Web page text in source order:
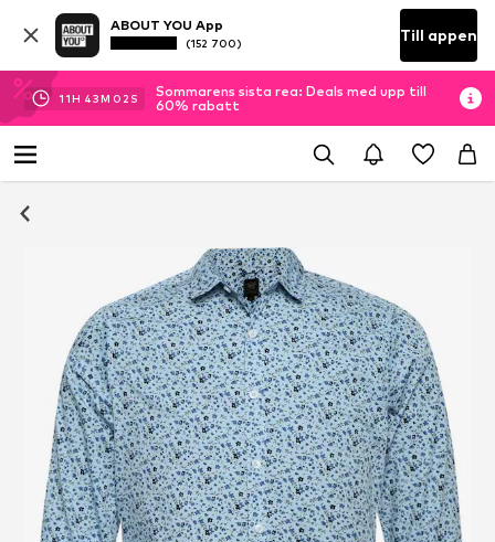
ABOUT YOU App
(152 700) Till appen
11H 43M 01 S
Sommarens sista rea: Deals med upp till
60% rabatt